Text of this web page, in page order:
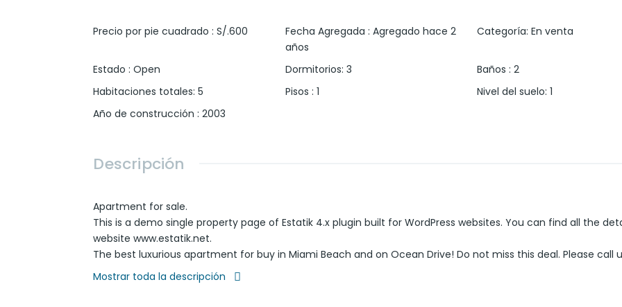
Precio por pie cuadrado: S/.600 Fecha Agregada : Agregado hace 2
años
Categoría: En venta
Estado: Open Dormitorios: 3 Baños : 2
Habitaciones totales: 5 Pisos : 1 Nivel del suelo: 1
Año de construcción: 2003
Descripción
Apartment for sale.
This is a demo single property page of Estatik 4.x plugin built for WordPress websites. You can find all the
website www.estatik.net.
The best luxurious apartment for buy in Miami Beach and on Ocean Drive! Do not miss this deal. Please
appointment with your agent.
Mostrar toda la descripción